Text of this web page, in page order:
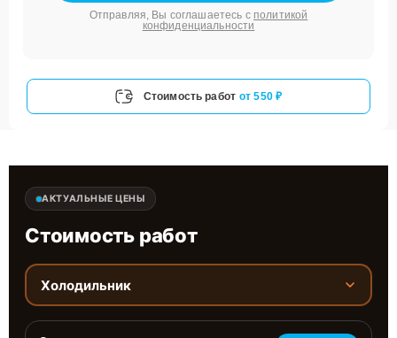
Отправляя, Вы соглашаетесь с политикой
конфиденциальности
Стоимость работ от 550 ₽
АКТУАЛЬНЫЕ ЦЕНЫ
Стоимость работ
Холодильник